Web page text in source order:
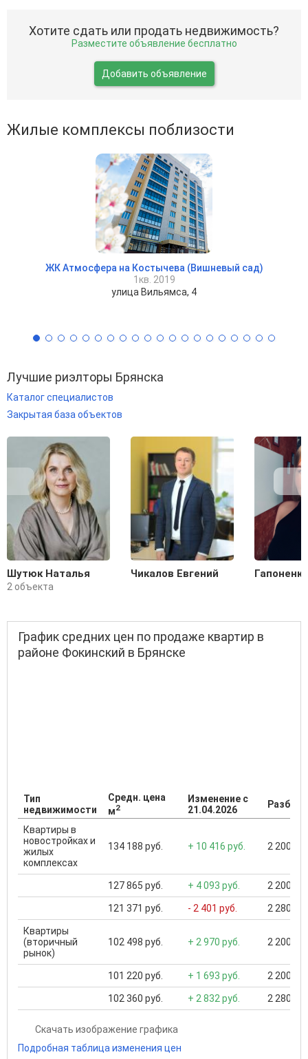
Хотите сдать или продать недвижимость?
Разместите объявление бесплатно
Добавить объявление
Жилые комплексы поблизости
ЖК Атмосфера на Костычева (Вишневый сад)
1кв. 2019
улица Вильямса, 4
Лучшие риэлторы Брянска
Каталог специалистов
Закрытая база объектов
Шутюк Наталья
2 объекта
Чикалов Евгений
График средних цен по продаже квартир в
районе Фокинский в Брянске
Тип
недвижимости
Средн. цена
м2
Изменение с
21.04.2026
Квартиры в
новостройках и
жилых
комплексах
134 188 руб. + 10 416 руб. 2 200
127 865 руб. + 4 093 руб. 2 200
121 371 руб. - 2 401 руб. 2 280
Квартиры
(вторичный
рынок)
102 498 руб. + 2 970 руб. 2 200
101 220 руб. + 1 693 руб. 2 200
102 360 руб. + 2 832 руб. 2 280
Скачать изображение графика
Подробная таблица изменения цен